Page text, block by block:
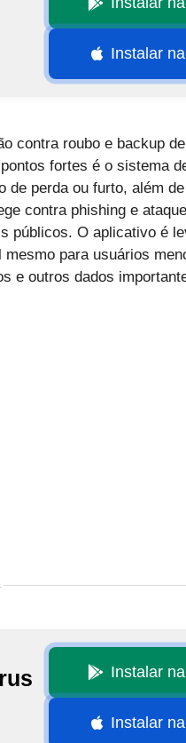
Instalar
contra roubo e backup
fortes é o sistema
perda ou furto, além
contra phishing e
públicos. O aplicativo é
para usuários
e outros dados
Instalar
Instalar